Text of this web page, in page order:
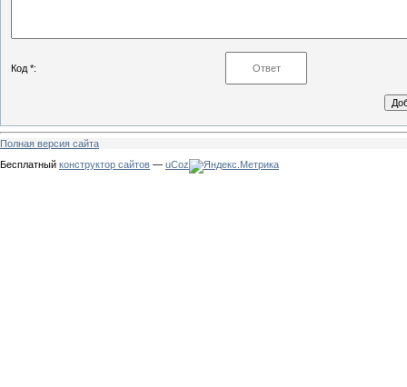
Код *:
Полная версия сайта
Бесплатный конструктор сайтов — uCoz